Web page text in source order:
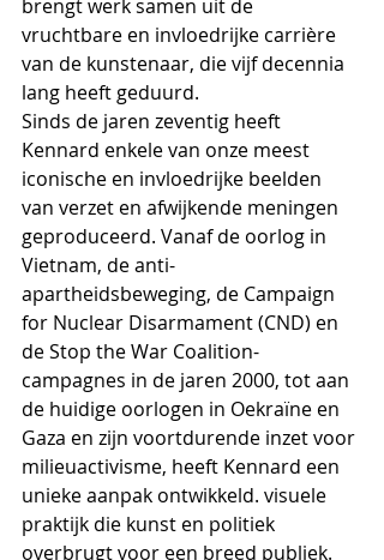
brengt werk samen uit de
vruchtbare en invloedrijke carrière
van de kunstenaar, die vijf decennia
lang heeft geduurd.
Sinds de jaren zeventig heeft
Kennard enkele van onze meest
iconische en invloedrijke beelden
van verzet en afwijkende meningen
geproduceerd. Vanaf de oorlog in
Vietnam, de anti-
apartheidsbeweging, de Campaign
for Nuclear Disarmament (CND) en
de Stop the War Coalition-
campagnes in de jaren 2000, tot aan
de huidige oorlogen in Oekraïne en
Gaza en zijn voortdurende inzet voor
milieuactivisme, heeft Kennard een
unieke aanpak ontwikkeld. visuele
praktijk die kunst en politiek
overbrugt voor een breed publiek.